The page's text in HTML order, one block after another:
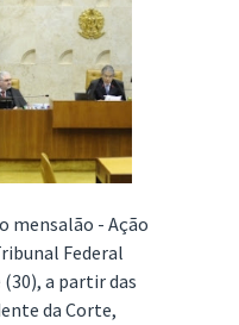
mensalão - Ação
Federal
a partir das
da Corte,